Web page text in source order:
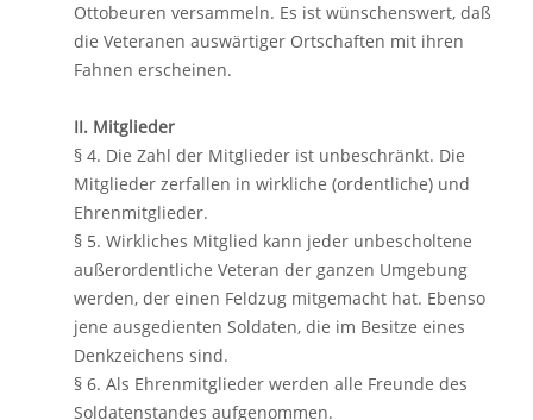
Ottobeuren versammeln. Es ist wünschenswert, daß
die Veteranen auswärtiger Ortschaften mit ihren
Fahnen erscheinen.
II. Mitglieder
§ 4. Die Zahl der Mitglieder ist unbeschränkt. Die
Mitglieder zerfallen in wirkliche (ordentliche) und
Ehrenmitglieder.
§ 5. Wirkliches Mitglied kann jeder unbescholtene
außerordentliche Veteran der ganzen Umgebung
werden, der einen Feldzug mitgemacht hat. Ebenso
jene ausgedienten Soldaten, die im Besitze eines
Denkzeichens sind.
§ 6. Als Ehrenmitglieder werden alle Freunde des
Soldatenstandes aufgenommen.